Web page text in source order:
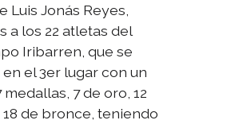
Luis Jonás Reyes,
a los 22 atletas del
Iribarren, que se
el 3er lugar con un
medallas, 7 de oro, 12
de bronce, teniendo